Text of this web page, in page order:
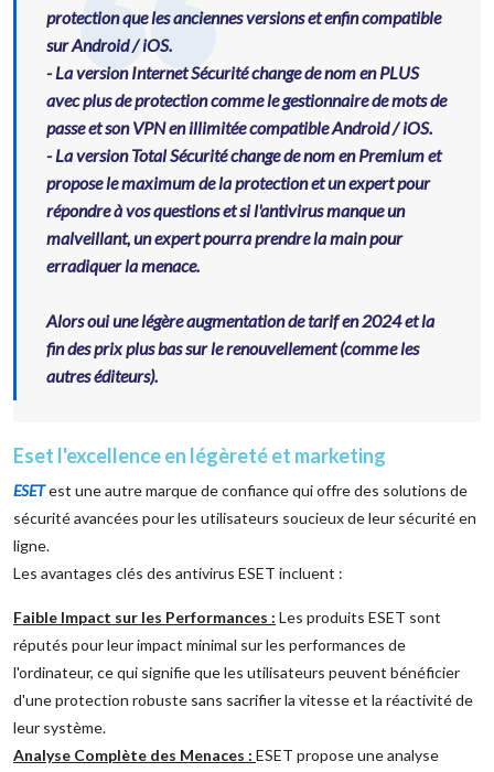
protection que les anciennes versions et enfin compatible
sur Android / iOS.
- La version Internet Sécurité change de nom en PLUS
avec plus de protection comme le gestionnaire de mots de
passe et son VPN en illimitée compatible Android / iOS.
- La version Total Sécurité change de nom en Premium et
propose le maximum de la protection et un expert pour
répondre à vos questions et si l'antivirus manque un
malveillant, un expert pourra prendre la main pour
erradiquer la menace.
Alors oui une légère augmentation de tarif en 2024 et la
fin des prix plus bas sur le renouvellement (comme les
autres éditeurs).
Eset l'excellence en légèreté et marketing
ESETest une autre marque de confiance qui offre des solutions de
sécurité avancées pour les utilisateurs soucieux de leur sécurité en
ligne.
Les avantages clés des antivirus ESET incluent :
Faible Impact sur les Performances : Les produits ESET sont
réputés pour leur impact minimal sur les performances de
l'ordinateur, ce qui signifie que les utilisateurs peuvent bénéficier
d'une protection robuste sans sacrifier la vitesse et la réactivité de
leur système.
Analyse Complète des Menaces : ESET propose une analyse